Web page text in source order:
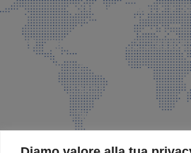
COMMERCIALE E
Via Padre Elzi, 32
035 525015
035 335037
info@faeg.it
SITE MAP